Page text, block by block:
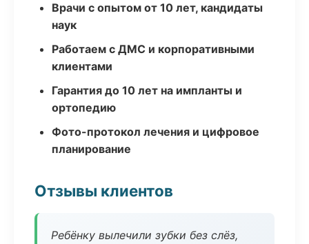
Врачи с опытом от 10 лет, кандидаты
наук
Работаем с ДМС и корпоративными
клиентами
Гарантия до 10 лет на импланты и
ортопедию
Фото-протокол лечения и цифровое
планирование
Отзывы клиентов
Ребёнку вылечили зубки без слёз,